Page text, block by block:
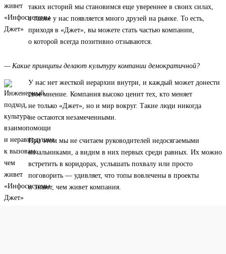
таких историй мы становимся еще увереннее в своих силах,
а также у нас появляется много друзей на рынке. То есть,
приходя в «Джет», вы можете стать частью компании,
о которой всегда позитивно отзываются.
— Какие принципы делают культуру компании демократичной?
У нас нет жесткой иерархии внутри, и каждый может донести
свое мнение. Компания высоко ценит тех, кто меняет
не только «Джет», но и мир вокруг. Такие люди никогда
не остаются незамеченными.
При этом мы не считаем руководителей недосягаемыми
начальниками, а видим в них первых среди равных. Их можно
встретить в коридорах, услышать похвалу или просто
поговорить — удивляет, что топы вовлечены в проекты
и знают, чем живет компания.